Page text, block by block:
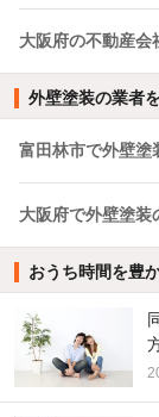
大阪府の不動産会
外壁塗装の業者
富田林市で外壁塗
大阪府で外壁塗装
おうち時間を豊